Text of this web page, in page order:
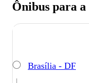
Ônibus para
Brasília - DF